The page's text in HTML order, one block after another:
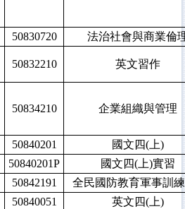
50830720 法治社會與商業倫
50832210 英文習作
50834210 企業組織與管理
50840201
國文四(上)
50840201P
國文四(上)實習
50842191
全民國防教育軍事訓
50840051
英文四(上)